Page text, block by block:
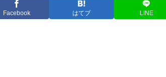
Facebook はてブ LINE